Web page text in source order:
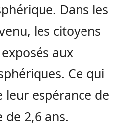
Dans les
les citoyens
aux
Ce qui
espérance de
de 2,6 ans.